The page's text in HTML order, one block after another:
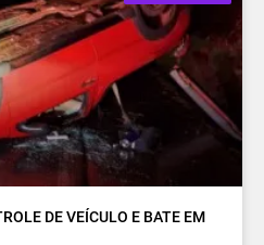
DE VEÍCULO E BATE EM